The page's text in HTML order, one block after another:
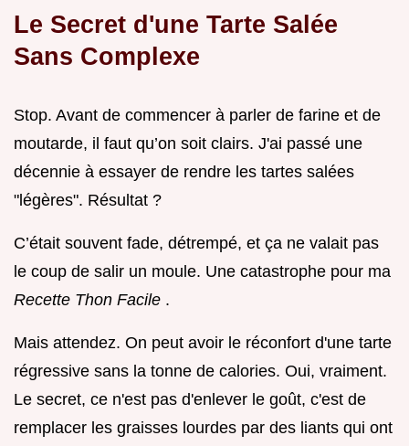
Le Secret d'une Tarte Salée
Sans Complexe
Stop. Avant de commencer à parler de farine et de
moutarde, il faut qu’on soit clairs. J'ai passé une
décennie à essayer de rendre les tartes salées
"légères". Résultat ?
C’était souvent fade, détrempé, et ça ne valait pas
le coup de salir un moule. Une catastrophe pour ma
Recette Thon Facile .
Mais attendez. On peut avoir le réconfort d'une tarte
régressive sans la tonne de calories. Oui, vraiment.
Le secret, ce n'est pas d'enlever le goût, c'est de
remplacer les graisses lourdes par des liants qui ont